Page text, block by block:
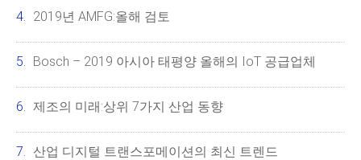
2019년 AMFG:올해 검토
Bosch – 2019 아시아 태평양 올해의 IoT 공급업체
제조의 미래:상위 7가지 산업 동향
산업 디지털 트랜스포메이션의 최신 트렌드